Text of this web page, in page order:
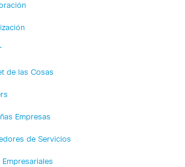
de las Cosas
Empresas
de Servicios
Empresariales